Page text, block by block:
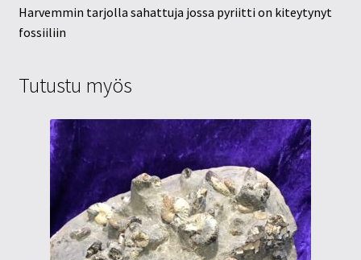
Harvemmin tarjolla sahattuja jossa pyriitti on kiteytynyt
fossiiliin
Tutustu myös